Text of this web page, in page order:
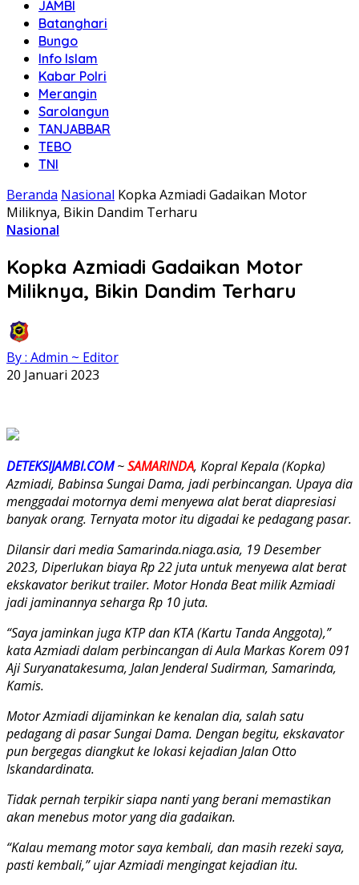
JAMBI
Batanghari
Bungo
Info Islam
Kabar Polri
Merangin
Sarolangun
TANJABBAR
TEBO
TNI
Beranda Nasional Kopka Azmiadi Gadaikan Motor
Miliknya, Bikin Dandim Terharu
Nasional
Kopka Azmiadi Gadaikan Motor
Miliknya, Bikin Dandim Terharu
By : Admin ~ Editor
20 Januari 2023
DETEKSIJAMBI.COM~SAMARINDA, Kopral Kepala (Kopka)
Azmiadi, Babinsa Sungai Dama, jadi perbincangan. Upaya dia
menggadai motornya demi menyewa alat berat diapresiasi
banyak orang. Ternyata motor itu digadai ke pedagang pasar.
Dilansir dari media Samarinda.niaga.asia, 19 Desember
2023, Diperlukan biaya Rp 22 juta untuk menyewa alat berat
ekskavator berikut trailer. Motor Honda Beat milik Azmiadi
jadi jaminannya seharga Rp 10 juta.
“Saya jaminkan juga KTP dan KTA (Kartu Tanda Anggota),”
kata Azmiadi dalam perbincangan di Aula Markas Korem 091
Aji Suryanatakesuma, Jalan Jenderal Sudirman, Samarinda,
Kamis.
Motor Azmiadi dijaminkan ke kenalan dia, salah satu
pedagang di pasar Sungai Dama. Dengan begitu, ekskavator
pun bergegas diangkut ke lokasi kejadian Jalan Otto
Iskandardinata.
Tidak pernah terpikir siapa nanti yang berani memastikan
akan menebus motor yang dia gadaikan.
“Kalau memang motor saya kembali, dan masih rezeki saya,
pasti kembali,” ujar Azmiadi mengingat kejadian itu.